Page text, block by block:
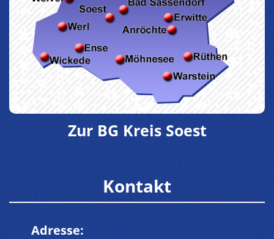
Zur BG Kreis Soest
Kontakt
Adresse: